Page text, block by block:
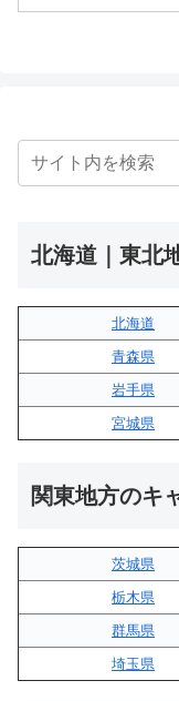
北海道｜東北
北海道
青森県
岩手県
宮城県
関東地方のキ
茨城県
栃木県
群馬県
埼玉県